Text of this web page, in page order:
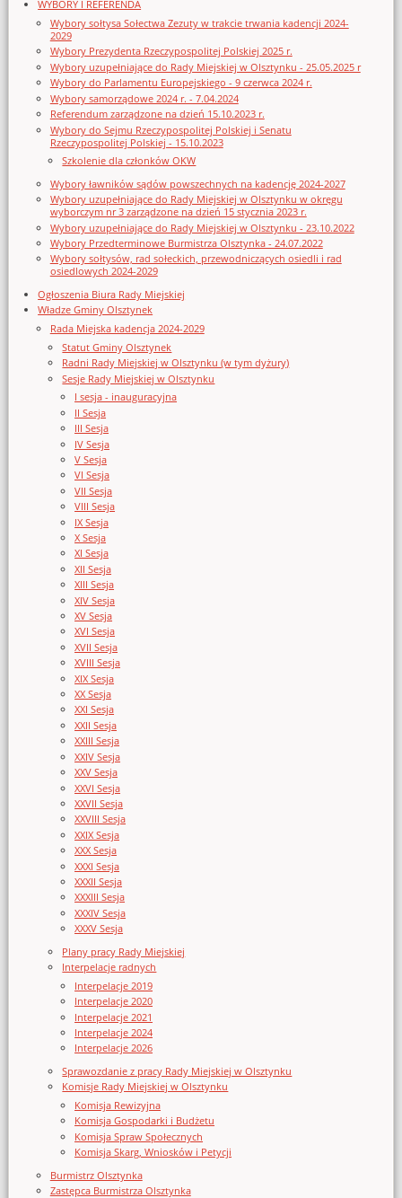
WYBORY I REFERENDA
Wybory sołtysa Sołectwa Zezuty w trakcie trwania kadencji 2024-
2029
Wybory Prezydenta Rzeczypospolitej Polskiej 2025 r.
Wybory uzupełniające do Rady Miejskiej w Olsztynku - 25.05.2025 r
Wybory do Parlamentu Europejskiego - 9 czerwca 2024 r.
Wybory samorządowe 2024 r. - 7.04.2024
Referendum zarządzone na dzień 15.10.2023 r.
Wybory do Sejmu Rzeczypospolitej Polskiej i Senatu
Rzeczypospolitej Polskiej - 15.10.2023
Szkolenie dla członków OKW
Wybory ławników sądów powszechnych na kadencję 2024-2027
Wybory uzupełniające do Rady Miejskiej w Olsztynku w okręgu
wyborczym nr 3 zarządzone na dzień 15 stycznia 2023 r.
Wybory uzupełniające do Rady Miejskiej w Olsztynku - 23.10.2022
Wybory Przedterminowe Burmistrza Olsztynka - 24.07.2022
Wybory sołtysów, rad sołeckich, przewodniczących osiedli i rad
osiedlowych 2024-2029
Ogłoszenia Biura Rady Miejskiej
Władze Gminy Olsztynek
Rada Miejska kadencja 2024-2029
Statut Gminy Olsztynek
Radni Rady Miejskiej w Olsztynku (w tym dyżury)
Sesje Rady Miejskiej w Olsztynku
I sesja - inauguracyjna
II Sesja
III Sesja
IV Sesja
V Sesja
VI Sesja
VII Sesja
VIII Sesja
IX Sesja
X Sesja
XI Sesja
XII Sesja
XIII Sesja
XIV Sesja
XV Sesja
XVI Sesja
XVII Sesja
XVIII Sesja
XIX Sesja
XX Sesja
XXI Sesja
XXII Sesja
XXIII Sesja
XXIV Sesja
XXV Sesja
XXVI Sesja
XXVII Sesja
XXVIII Sesja
XXIX Sesja
XXX Sesja
XXXI Sesja
XXXII Sesja
XXXIII Sesja
XXXIV Sesja
XXXV Sesja
Plany pracy Rady Miejskiej
Interpelacje radnych
Interpelacje 2019
Interpelacje 2020
Interpelacje 2021
Interpelacje 2024
Interpelacje 2026
Sprawozdanie z pracy Rady Miejskiej w Olsztynku
Komisje Rady Miejskiej w Olsztynku
Komisja Rewizyjna
Komisja Gospodarki i Budżetu
Komisja Spraw Społecznych
Komisja Skarg, Wniosków i Petycji
Burmistrz Olsztynka
Zastępca Burmistrza Olsztynka